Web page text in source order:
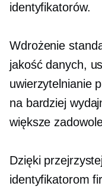
identyfikatorów.
Wdrożenie
jakość danych,
uwierzytelnianie
na bardziej
większe
Dzięki
identyfikatorom